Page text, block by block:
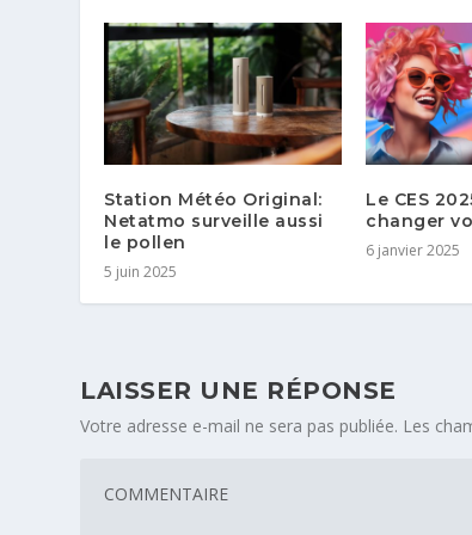
Station Météo Original:
Netatmo surveille aussi
le pollen
5 juin 2025
Le CES
changer
6 janvier 2025
LAISSER UNE RÉPONSE
Votre adresse e-mail ne sera pas publiée. Les